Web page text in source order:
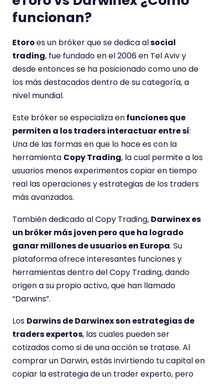
funcionan?
Etoroes un bróker que se dedica alsocial
trading, fue fundado en el 2006 en Tel Aviv y
desde entonces se ha posicionado como uno de
los más destacados dentro de su categoría, a
nivel mundial.
Este bróker se especializa enfunciones que
permiten a los traders interactuar entre sí:
Una de las formas en que lo hace es con la
herramienta Copy Trading, la cual permite a los
usuarios menos experimentos copiar en tiempo
real las operaciones y estrategias de los traders
más avanzados.
También dedicado al Copy Trading, Darwinex es
un bróker más joven pero que ha logrado
ganar millones de usuarios en Europa. Su
plataforma ofrece interesantes funciones y
herramientas dentro del Copy Trading, dando
origen a su propio activo, que han llamado
“Darwins”.
Los Darwins de Darwinex son estrategias de
traders expertos, las cuales pueden ser
cotizadas como si de una acción se tratase. Al
comprar un Darwin, estás invirtiendo tu capital en
copiar la estrategia de un trader experto, pero